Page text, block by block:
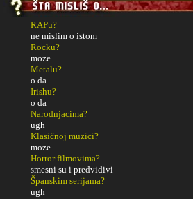
RAPu?
ne mislim o istom
Rocku?
moze
Metalu?
o da
Irishu?
o da
Narodnjacima?
ugh
Klasičnoj muzici?
moze
Horror filmovima?
smesni su i predvidivi
Španskim serijama?
ugh